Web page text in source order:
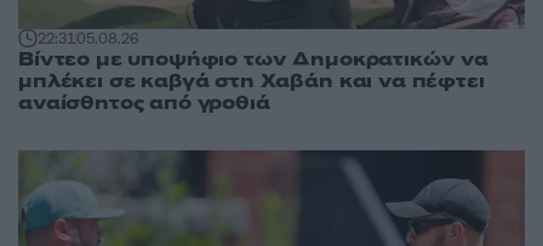
22:3105.08.26
Βίντεο με υποψήφιο των Δημοκρατικών να
μπλέκει σε καβγά στη Χαβάη και να πέφτει
αναίσθητος από γροθιά